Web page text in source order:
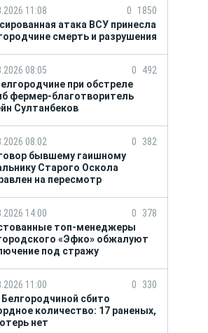
Как выглядит место
крушение вертолета на
Кавказе: смотреть
11:08 0
1850
атака ВСУ принесла
смерть и разрушения
08:05 0
492
при обстреле
фермер-благотворитель
Султанбеков
08:02 0
382
бывшему гаишному
Старого Оскола
на пересмотр
14:00 0
378
топ-менеджеры
«Эфко» обжалуют
под стражу
11:00 0
330
сбито
количество: 17 раненых,
нет